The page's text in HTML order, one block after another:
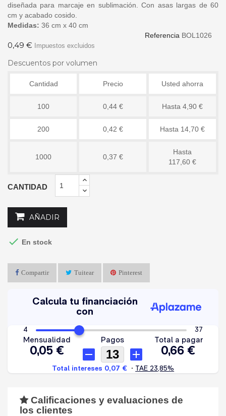
diseñada para marcaje en sublimación. Con asas largas de 60
cm y acabado cosido.
Medidas: 36 cm x 40 cm
Referencia BOL1026
0,49 € Impuestos excluidos
Descuentos por volumen
Cantidad Precio Usted ahorra
100 0,44 € Hasta 4,90 €
200 0,42 € Hasta 14,70 €
1000 0,37 €
Hasta
117,60 €
CANTIDAD
AÑADIR
 En stock
Compartir Tuitear Pinterest
Calificaciones y evaluaciones de
los clientes